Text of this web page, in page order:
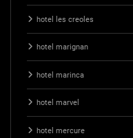
hotel les creoles
hotel marignan
hotel marinca
hotel marvel
hotel mercure